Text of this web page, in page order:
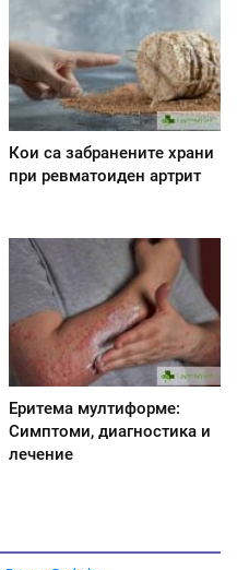
Кои са забранените храни
при ревматоиден артрит
Еритема мултиформе:
Симптоми, диагностика и
лечение